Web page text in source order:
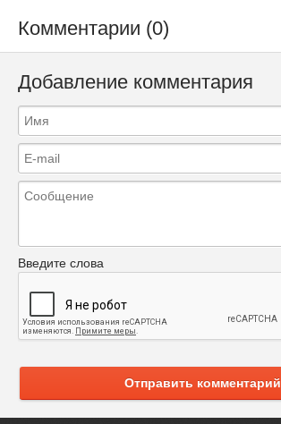
Комментарии (0)
Добавление комментария
Введите слова
Отправить комментарий